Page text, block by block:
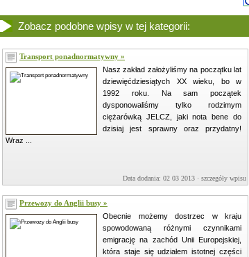
Zobacz podobne wpisy w tej kategorii:
Transport ponadnormatywny »
Nasz zakład założyliśmy na początku lat
dziewięćdziesiątych XX wieku, bo w
1992 roku. Na sam początek
dysponowaliśmy tylko rodzimym
ciężarówką JELCZ, jaki nota bene do
dzisiaj jest sprawny oraz przydatny!
Wraz ...
Data dodania: 02 03 2013 · szczegóły wpisu »
Przewozy do Anglii busy »
Obecnie możemy dostrzec w kraju
spowodowaną różnymi czynnikami
emigrację na zachód Unii Europejskiej,
która staje się udziałem istotnej części